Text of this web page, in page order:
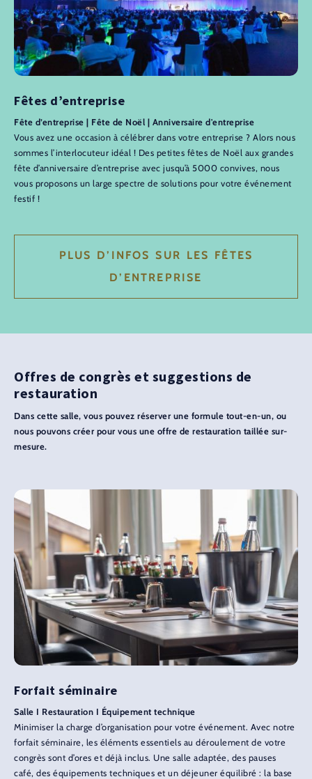
Fêtes d’entreprise
Fête d’entreprise | Fête de Noël | Anniversaire d'entreprise
Vous avez une occasion à célébrer dans votre entreprise ? Alors nous
sommes l’interlocuteur idéal ! Des petites fêtes de Noël aux grandes
fête d’anniversaire d’entreprise avec jusqu’à 5000 convives, nous
vous proposons un large spectre de solutions pour votre événement
festif !
PLUS D’INFOS SUR LES FÊTES
D’ENTREPRISE
Offres de congrès et suggestions de
restauration
Dans cette salle, vous pouvez réserver une formule tout-en-un, ou
nous pouvons créer pour vous une offre de restauration taillée sur-
mesure.
Forfait séminaire
Salle I Restauration I Équipement technique
Minimiser la charge d’organisation pour votre événement. Avec notre
forfait séminaire, les éléments essentiels au déroulement de votre
congrès sont d’ores et déjà inclus. Une salle adaptée, des pauses
café, des équipements techniques et un déjeuner équilibré : la base